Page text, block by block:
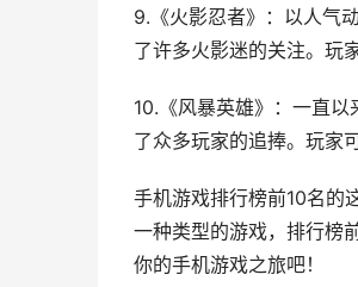
9.《火影忍者》：以人气
了许多火影迷的关注。玩
10.《风暴英雄》：一直
了众多玩家的追捧。玩家
手机游戏排行榜前10名的
一种类型的游戏，排行榜
你的手机游戏之旅吧！